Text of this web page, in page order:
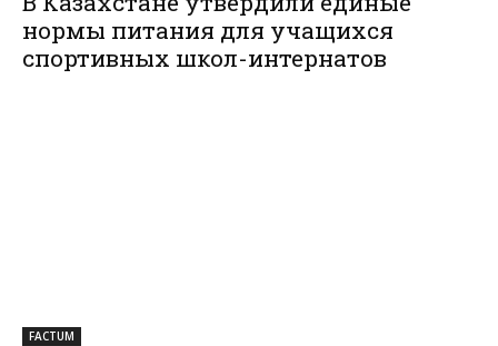
нормы питания для учащихся
спортивных школ-интернатов
FACTUM